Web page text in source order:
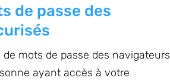
de passe des
mots de passe des navigateurs
ayant accès à votre